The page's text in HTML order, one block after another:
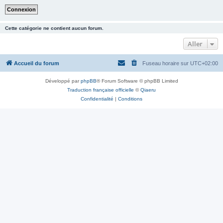
Cette catégorie ne contient aucun forum.
Aller
Accueil du forum Fuseau horaire sur UTC+02:00
Développé parphpBB® Forum Software © phpBB Limited
Traduction française officielle ©Qiaeru
Confidentialité | Conditions